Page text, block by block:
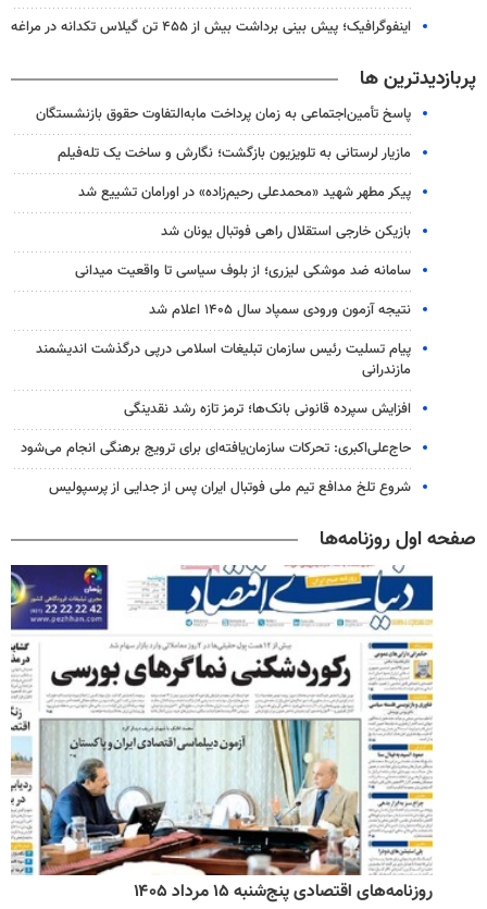
اینفوگرافیک؛ پیش بینی برداشت بیش از ۴۵۵ تن گیلاس تکدانه در مراغه
پربازدیدترین ها
پاسخ تأمین‌اجتماعی به زمان پرداخت مابه‌التفاوت حقوق بازنشستگان
مازیار لرستانی به تلویزیون بازگشت؛ نگارش و ساخت یک تله‌فیلم
پیکر مطهر شهید «محمدعلی رحیم‌زاده» در اورامان تشییع شد
بازیکن خارجی استقلال راهی فوتبال یونان شد
سامانه ضد موشکی لیزری؛ از بلوف سیاسی تا واقعیت میدانی
نتیجه آزمون ورودی سمپاد سال ۱۴۰۵ اعلام شد
پیام تسلیت رئیس سازمان تبلیغات اسلامی درپی درگذشت اندیشمند
مازندرانی
افزایش سپرده قانونی بانک‌ها؛ ترمز تازه رشد نقدینگی
حاج‌علی‌اکبری: تحرکات سازمان‌یافته‌ای برای ترویج برهنگی انجام می‌شود
شروع تلخ مدافع تیم ملی فوتبال ایران پس از جدایی از پرسپولیس
صفحه اول روزنامه‌ها
روزنامه‌های اقتصادی پنج‌شنبه ۱۵ مرداد ۱۴۰۵